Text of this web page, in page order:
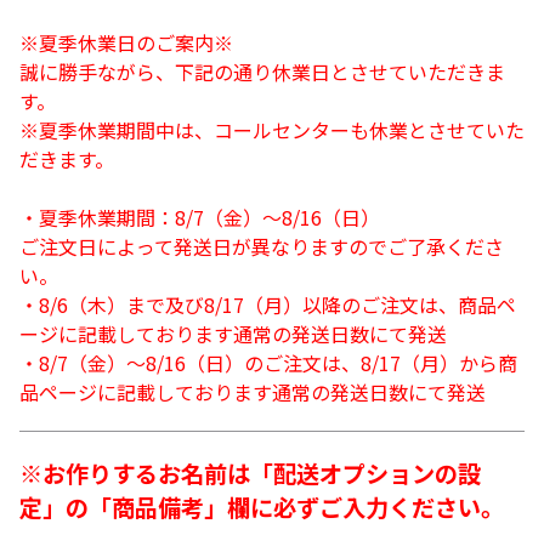
※夏季休業日のご案内※
誠に勝手ながら、下記の通り休業日とさせていただきま
す。
※夏季休業期間中は、コールセンターも休業とさせていた
だきます。
・夏季休業期間：8/7（金）～8/16（日）
ご注文日によって発送日が異なりますのでご了承くださ
い。
・8/6（木）まで及び8/17（月）以降のご注文は、商品ペ
ージに記載しております通常の発送日数にて発送
・8/7（金）～8/16（日）のご注文は、8/17（月）から商
品ページに記載しております通常の発送日数にて発送
※お作りするお名前は「配送オプションの設
定」の「商品備考」欄に必ずご入力ください。